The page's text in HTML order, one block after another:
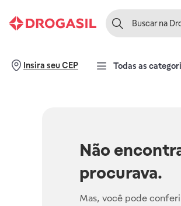
Insira seu CEP Todas as
Não
procurava.
Mas, você pode